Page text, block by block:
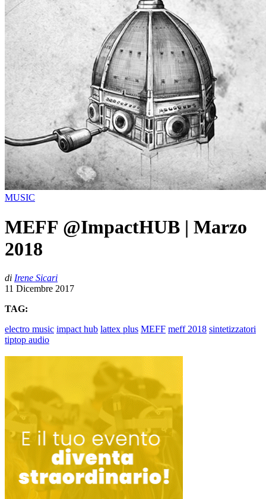
MUSIC
MEFF @ImpactHUB | Marzo
2018
di Irene Sicari
11 Dicembre 2017
TAG:
electro music impact hub lattex plus MEFF meff 2018 sintetizzatori
tiptop audio